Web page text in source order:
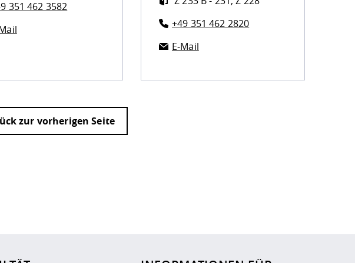
351 462 3582
+49 351 462 2820
E-Mail
zur vorherigen Seite